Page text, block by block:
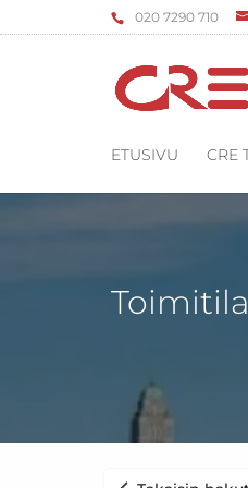
‌020 7290 710
ETUSIVU CRE